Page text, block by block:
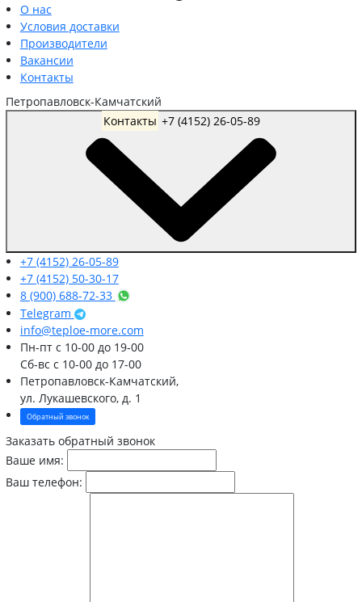
О нас
Условия доставки
Производители
Вакансии
Контакты
Петропавловск-Камчатский
Контакты
+7 (4152) 26-05-89
+7 (4152) 50-30-17
8 (900) 688-72-33
Telegram
info@teploe-more.com
Пн-птс 10-00 до 19-00
Сб-вс с 10-00 до 17-00
Петропавловск-Камчатский,
ул. Лукашевского, д. 1
Обратный звонок
Заказать обратный звонок
Ваше имя:
Ваш телефон: